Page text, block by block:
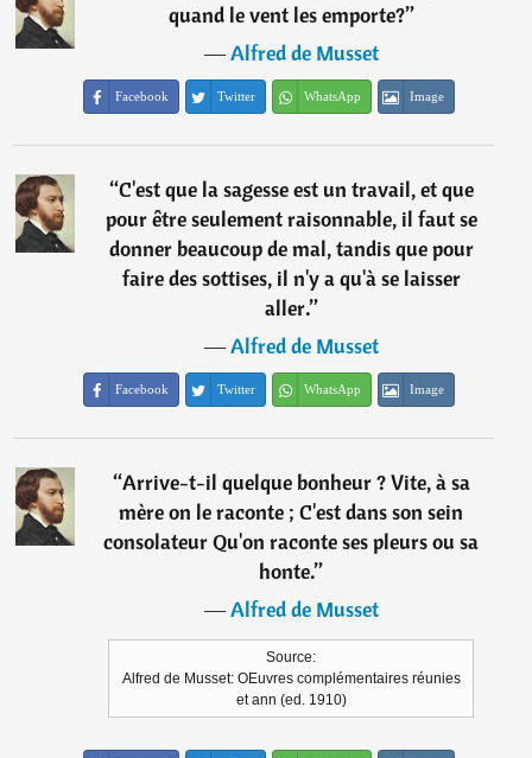
quand le vent les emporte?”
―Alfred de Musset
Facebook Twitter WhatsApp Image
“C'est que la sagesse est un travail, et que
pour être seulement raisonnable, il faut se
donner beaucoup de mal, tandis que pour
faire des sottises, il n'y a qu'à se laisser
aller.”
―Alfred de Musset
Facebook Twitter WhatsApp Image
“Arrive-t-il quelque bonheur ? Vite, à sa
mère on le raconte ; C'est dans son sein
consolateur Qu'on raconte ses pleurs ou sa
honte.”
―Alfred de Musset
Source:
Alfred de Musset: OEuvres complémentaires réunies
et ann (ed. 1910)